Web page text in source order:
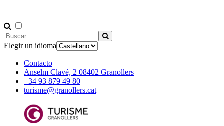
Elegir un idioma
Contacto
Anselm Clavé, 2 08402 Granollers
+34 93 879 49 80
turisme@granollers.cat